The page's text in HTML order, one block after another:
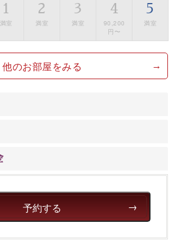
お電話ください。
運行できない日がございます
前後は運行しておりません
す。
らかな源泉、自然の恵みあるお食
癒される宿で贅沢に幸せのときを安
1
満室
2
満室
3
満室
4
90,200
円〜
5
満室
他のお部屋をみる
予約する